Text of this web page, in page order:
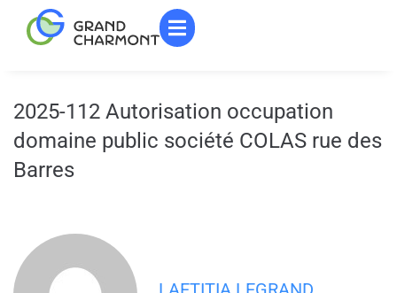
principal
2025-112 Autorisation occupation
domaine public société COLAS rue des
Barres